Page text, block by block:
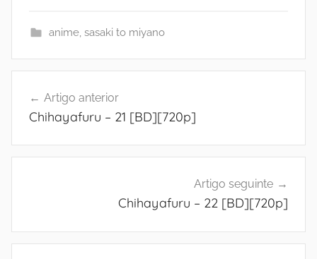
anime, sasaki to miyano
Artigo anterior
Chihayafuru – 21 [BD][720p]
Artigo seguinte
Chihayafuru – 22 [BD][720p]